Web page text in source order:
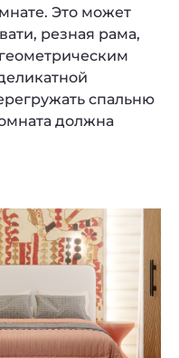
Это может
резная рама,
спальню
должна